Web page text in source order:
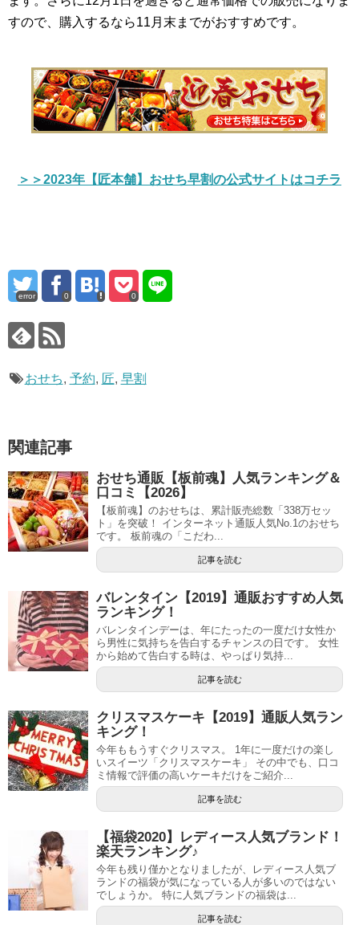
すので、購入するなら11月末までがおすすめです。
＞＞2023年【匠本舗】おせち早割の公式サイトはコチラ
error 0 0
おせち, 予約, 匠, 早割
関連記事
おせち通販【板前魂】人気ランキング＆
口コミ【2026】
【板前魂】のおせちは、累計販売総数「338万セッ
ト」を突破！ インターネット通販人気No.1のおせち
です。 板前魂の「こだわ...
記事を読む
バレンタイン【2019】通販おすすめ人気
ランキング！
バレンタインデーは、年にたったの一度だけ女性か
ら男性に気持ちを告白するチャンスの日です。 女性
から始めて告白する時は、やっぱり気持...
記事を読む
クリスマスケーキ【2019】通販人気ラン
キング！
今年ももうすぐクリスマス。 1年に一度だけの楽し
いスイーツ「クリスマスケーキ」 その中でも、口コ
ミ情報で評価の高いケーキだけをご紹介...
記事を読む
【福袋2020】レディース人気ブランド！
楽天ランキング♪
今年も残り僅かとなりましたが、レディース人気ブ
ランドの福袋が気になっている人が多いのではない
でしょうか。 特に人気ブランドの福袋は...
記事を読む